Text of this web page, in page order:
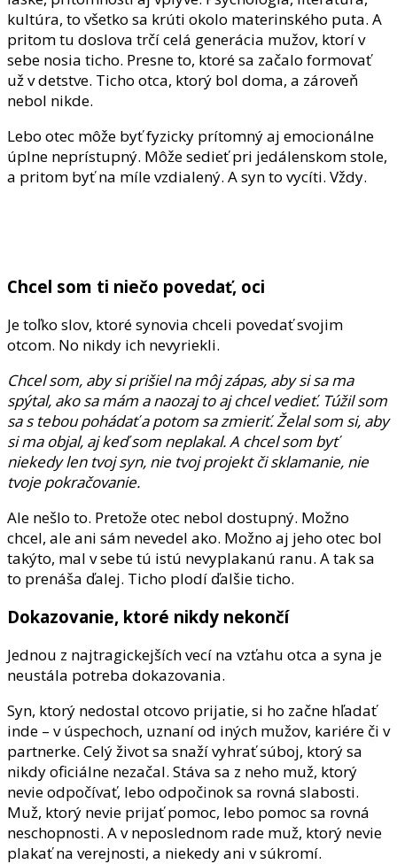
kultúra, to všetko sa krúti okolo materinského puta. A
pritom tu doslova trčí celá generácia mužov, ktorí v
sebe nosia ticho. Presne to, ktoré sa začalo formovať
už v detstve. Ticho otca, ktorý bol doma, a zároveň
nebol nikde.
Lebo otec môže byť fyzicky prítomný aj emocionálne
úplne neprístupný. Môže sedieť pri jedálenskom stole,
a pritom byť na míle vzdialený. A syn to vycíti. Vždy.
Chcel som ti niečo povedať, oci
Je toľko slov, ktoré synovia chceli povedať svojim
otcom. No nikdy ich nevyriekli.
Chcel som, aby si prišiel na môj zápas, aby si sa ma
spýtal, ako sa mám a naozaj to aj chcel vedieť. Túžil som
sa s tebou pohádať a potom sa zmieriť.Želal som si, aby
si ma objal, aj keď som neplakal.A chcel som byť
niekedy len tvoj syn, nie tvoj projekt či sklamanie, nie
tvoje pokračovanie.
Ale nešlo to. Pretože otec nebol dostupný. Možno
chcel, ale ani sám nevedel ako. Možno aj jeho otec bol
takýto, mal v sebe tú istú nevyplakanú ranu. A tak sa
to prenáša ďalej. Ticho plodí ďalšie ticho.
Dokazovanie, ktoré nikdy nekončí
Jednou z najtragickejších vecí na vzťahu otca a syna je
neustála potreba dokazovania.
Syn, ktorý nedostal otcovo prijatie, si ho začne hľadať
inde – v úspechoch, uznaní od iných mužov, kariére či v
partnerke. Celý život sa snaží vyhrať súboj, ktorý sa
nikdy oficiálne nezačal. Stáva sa z neho muž, ktorý
nevie odpočívať, lebo odpočinok sa rovná slabosti.
Muž, ktorý nevie prijať pomoc, lebo pomoc sa rovná
neschopnosti. A v neposlednom rade muž, ktorý nevie
plakať na verejnosti, a niekedy ani v súkromí.